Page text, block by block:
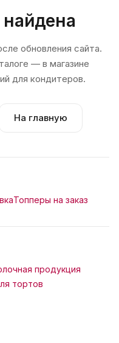
обновления сайта.
— в магазине
для кондитеров.
На главную
Топперы на заказ
продукция
тортов